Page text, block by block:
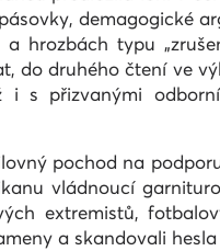
demagogické
hrozbách typu
do druhého čtení ve
přizvanými
pochod na
vládnoucí
extremistů,
a skandovali hesla